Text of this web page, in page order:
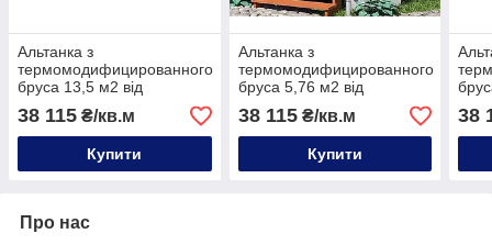
Альтанка з
термомодифицированного
бруса 13,5 м2 від
виробника Thermo
Outdoor Gazebo 088
38 115 ₴/кв.м
Купити
Альтанка з
термомодифицированного
бруса 5,76 м2 від
виробника Thermo
Outdoor Gazebo 128
38 115₴/кв.м
Купити
093
38
Про нас